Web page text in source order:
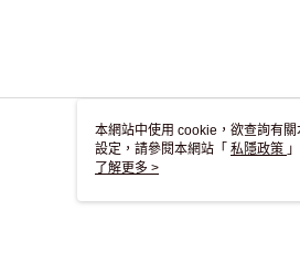
本網站中使用 cookie，欲查詢有
設定，請參閱本網站「 私隱政策
用 cookie。
了解更多 >